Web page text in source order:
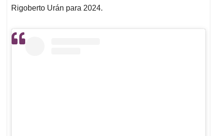
Rigoberto Urán para 2024.